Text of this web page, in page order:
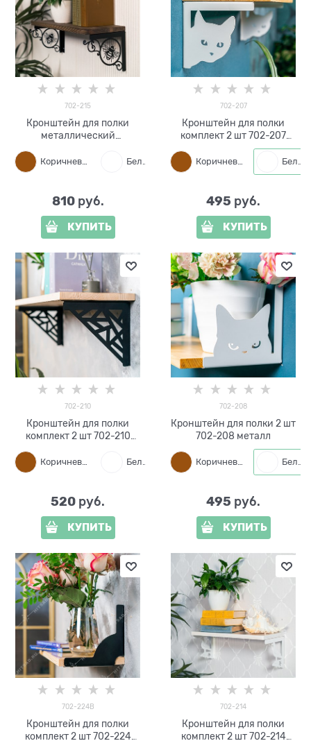
702-215
Кронштейн для полки
металлический
702-215
Коричневый Белый Черный
810 руб.
КУПИТЬ
702-207
Кронштейн для полки
комплект 2 шт 702-207
Коричневый Белый
495 руб.
КУПИТЬ
702-210
Кронштейн для полки
комплект 2 шт 702-210
Коричневый Белый Черный
520 руб.
КУПИТЬ
702-208
Кронштейн для полки 2 шт
702-208 металл
Коричневый Белый
495 руб.
КУПИТЬ
702-224B
Кронштейн для полки
комплект 2 шт 702-224
702-214
Кронштейн для полки
комплект 2 шт 702-214